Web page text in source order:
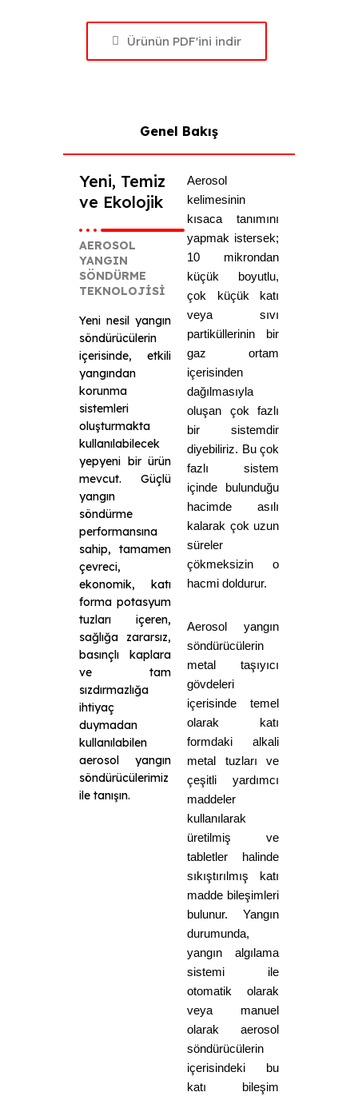
Ürünün PDF'ini indir
Genel Bakış
Yeni, Temiz
ve Ekolojik
AEROSOL
YANGIN
SÖNDÜRME
TEKNOLOJİSİ
Yeni nesil yangın
söndürücülerin
içerisinde, etkili
yangından
korunma
sistemleri
oluşturmakta
kullanılabilecek
yepyeni bir ürün
mevcut. Güçlü
yangın
söndürme
performansına
sahip, tamamen
çevreci,
ekonomik, katı
forma potasyum
tuzları içeren,
sağlığa zararsız,
basınçlı kaplara
ve tam
sızdırmazlığa
ihtiyaç
duymadan
kullanılabilen
aerosol yangın
söndürücülerimiz
ile tanışın.
Aerosol
kelimesinin
kısaca tanımını
yapmak istersek;
10 mikrondan
küçük boyutlu,
çok küçük katı
veya sıvı
partiküllerinin bir
gaz ortam
içerisinden
dağılmasıyla
oluşan çok fazlı
bir sistemdir
diyebiliriz. Bu çok
fazlı sistem
içinde bulunduğu
hacimde asılı
kalarak çok uzun
süreler
çökmeksizin o
hacmi doldurur.
Aerosol yangın
söndürücülerin
metal taşıyıcı
gövdeleri
içerisinde temel
olarak katı
formdaki alkali
metal tuzları ve
çeşitli yardımcı
maddeler
kullanılarak
üretilmiş ve
tabletler halinde
sıkıştırılmış katı
madde bileşimleri
bulunur. Yangın
durumunda,
yangın algılama
sistemi ile
otomatik olarak
veya manuel
olarak aerosol
söndürücülerin
içerisindeki bu
katı bileşim